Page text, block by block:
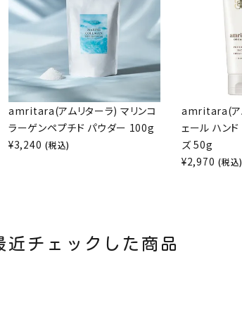
amritara(アムリターラ) マリンコ
ラーゲンペプチド パウダー 100g
¥3,240 (税込)
amritara(ア
ェール ハン
ズ 50g
¥2,970 (税込
近チェックした商品